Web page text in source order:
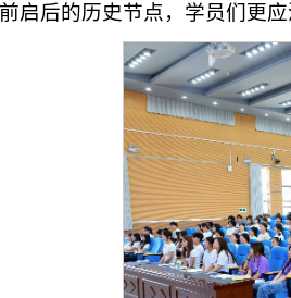
启后的历史节点，学员们更